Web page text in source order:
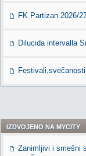
FK Partizan 2026/
Dilucida intervalla
IZDVOJENO NA MYCITY
Zanimljivi i smešni